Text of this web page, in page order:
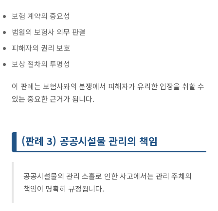
보험 계약의 중요성
법원의 보험사 의무 판결
피해자의 권리 보호
보상 절차의 투명성
이 판례는 보험사와의 분쟁에서 피해자가 유리한 입장을 취할 수
있는 중요한 근거가 됩니다.
(판례 3) 공공시설물 관리의 책임
공공시설물의 관리 소홀로 인한 사고에서는 관리 주체의
책임이 명확히 규정됩니다.